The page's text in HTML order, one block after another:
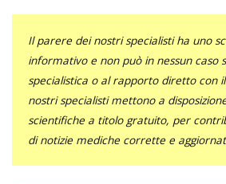
Il parere dei nostri specialisti ha uno
informativo e non può in nessun caso
specialistica o al rapporto diretto con
nostri specialisti mettono a
scientifiche a titolo gratuito, per
di notizie mediche corrette e